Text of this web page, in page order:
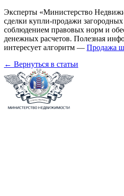
Эксперты «Министерство
сделки купли-продажи
соблюдением правовых норм и
денежных расчетов. Полезная
интересует алгоритм — Продажа
← Вернуться в статьи